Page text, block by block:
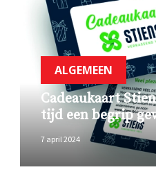
ALGEMEEN
Cadeaukaart
tijd een begrip
7 april 2024